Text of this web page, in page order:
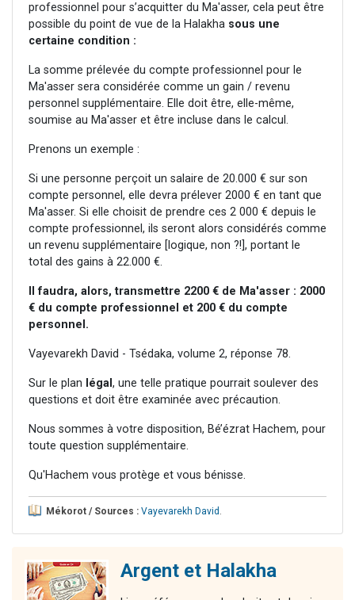
professionnel pour s’acquitter du Ma'asser, cela peut être
possible du point de vue de la Halakha sous une
certaine condition :
La somme prélevée du compte professionnel pour le
Ma'asser sera considérée comme un gain / revenu
personnel supplémentaire. Elle doit être, elle-même,
soumise au Ma'asser et être incluse dans le calcul.
Prenons un exemple :
Si une personne perçoit un salaire de 20.000 € sur son
compte personnel, elle devra prélever 2000 € en tant que
Ma'asser. Si elle choisit de prendre ces 2 000 € depuis le
compte professionnel, ils seront alors considérés comme
un revenu supplémentaire [logique, non ?!], portant le
total des gains à 22.000 €.
Il faudra, alors, transmettre 2200 € de Ma'asser : 2000
€ du compte professionnel et 200 € du compte
personnel.
Vayevarekh David - Tsédaka, volume 2, réponse 78.
Sur le plan légal, une telle pratique pourrait soulever des
questions et doit être examinée avec précaution.
Nous sommes à votre disposition, Bé’ézrat Hachem, pour
toute question supplémentaire.
Qu'Hachem vous protège et vous bénisse.
Mékorot / Sources : Vayevarekh David .
Argent et Halakha